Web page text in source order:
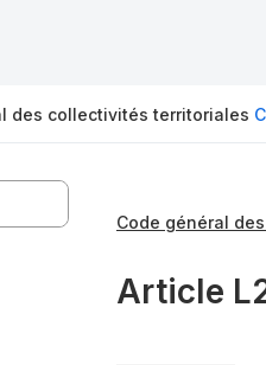
des collectivités territoriales
Article